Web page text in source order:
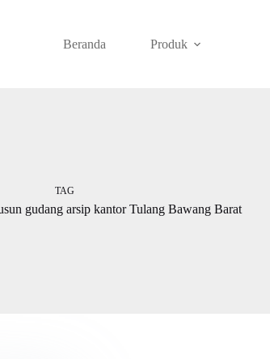
Beranda Produk
TAG
gudang arsip kantor Tulang Bawang Barat